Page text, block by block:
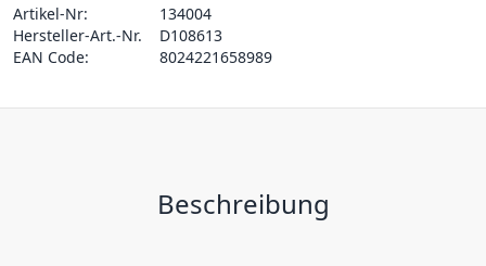
Artikel-Nr:
134004
Hersteller-Art.-Nr.
D108613
EAN Code:
8024221658989
Beschreibung